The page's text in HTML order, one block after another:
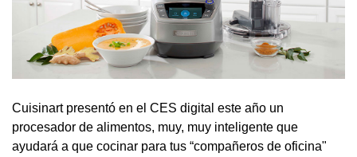
Cuisinart presentó en el CES digital este año un
procesador de alimentos, muy, muy inteligente que
ayudará a que cocinar para tus “compañeros de oficina"